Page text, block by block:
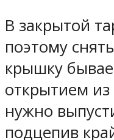
В закрытой
поэтому
крышку
открытием из
нужно
подцепив